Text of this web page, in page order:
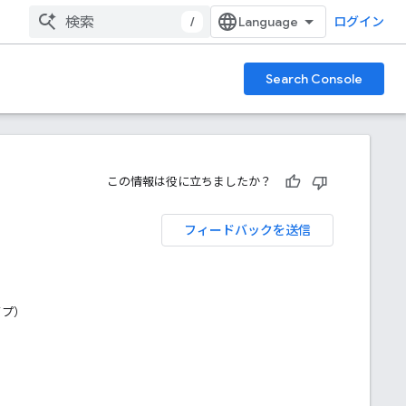
/ ログイン
Search Console
この情報は役に立ちましたか？
フィードバックを送信
）